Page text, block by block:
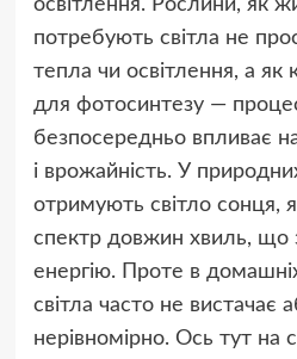
потребують світла не
тепла чи освітлення, а як
для фотосинтезу —
безпосередньо впливає на
і врожайність. У
отримують світло сонця,
спектр довжин хвиль, що
енергію. Проте в
світла часто не вистачає
нерівномірно. Ось тут на